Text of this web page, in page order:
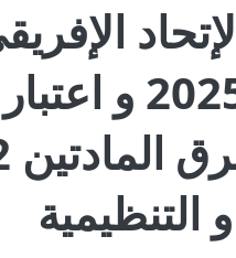
المغرب بطلاً
التنظيمية